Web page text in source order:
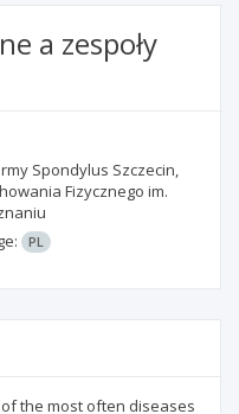
a zespoły
Spondylus Szczecin,
Fizycznego im.
PL
the most often diseases